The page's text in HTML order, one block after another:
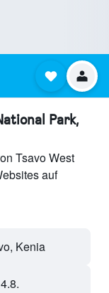
Park,
Tsavo West
auf
Kenia